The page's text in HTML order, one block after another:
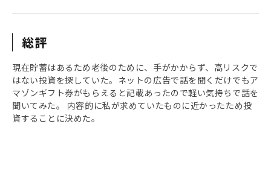
総評
現在貯蓄はあるため老後のために、手がかからず、高リスクで
はない投資を探していた。ネットの広告で話を聞くだけでもア
マゾンギフト券がもらえると記載あったので軽い気持ちで話を
聞いてみた。 内容的に私が求めていたものに近かったため投
資することに決めた。